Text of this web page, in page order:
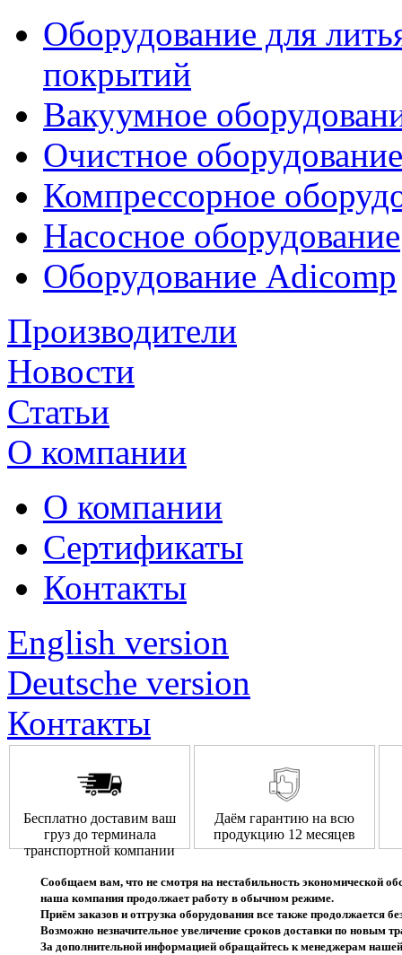
Оборудование для
покрытий
Вакуумное
Очистное оборудование
Компрессорное
Насосное оборудование
Оборудование Adicomp
Производители
Новости
Статьи
О компании
О компании
Сертификаты
Контакты
English version
Deutsche version
Контакты
Бесплатно доставим ваш
груз до терминала
транспортной компании
Даём гарантию на всю
продукцию 12 месяцев
Сообщаем вам, что не смотря на нестабильность экономической
наша компания продолжает работу в обычном режиме.
Приём заказов и отгрузка оборудования все также продолжается
Возможно незначительное увеличение сроков доставки по новым
За дополнительной информацией обращайтесь к менеджерам